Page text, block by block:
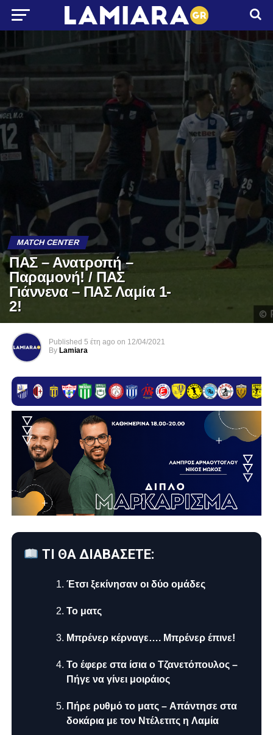
MATCH CENTER
ΠΑΣ – Ανατροπή –
Παραμονή! / ΠΑΣ
Γιάννενα – ΠΑΣ Λαμία 1-
2!
Published 5 έτη ago on 12/04/2021
By Lamiara
ΤΙ ΘΑ ΔΙΑΒΑΣΕΤΕ:
Έτσι ξεκίνησαν οι δύο ομάδες
Το ματς
Μπρένερ κέρναγε…. Μπρένερ έπινε!
To έφερε στα ίσια ο Τζανετόπουλος –
Πήγε να γίνει μοιράιος
Πήρε ρυθμό το ματς – Απάντησε στα
δοκάρια με τον Ντέλετιτς η Λαμία